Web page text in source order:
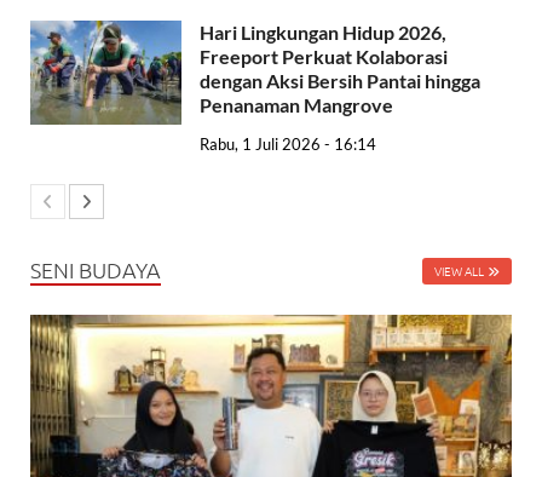
Hari Lingkungan Hidup 2026,
Freeport Perkuat Kolaborasi
dengan Aksi Bersih Pantai hingga
Penanaman Mangrove
Rabu, 1 Juli 2026 - 16:14
SENI BUDAYA VIEW ALL